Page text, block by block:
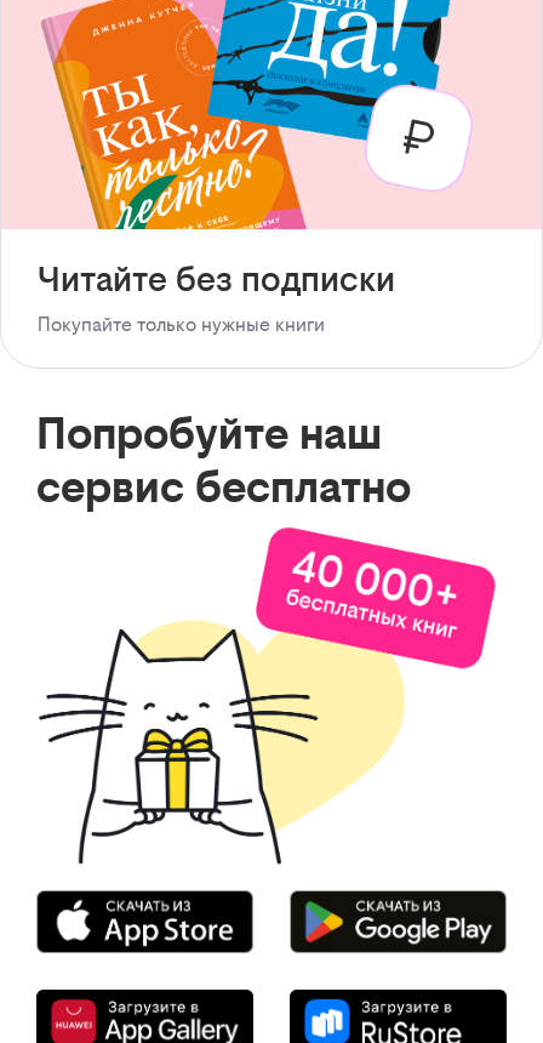
Читайте без подписки
Покупайте только нужные книги
Попробуйте наш
сервис бесплатно